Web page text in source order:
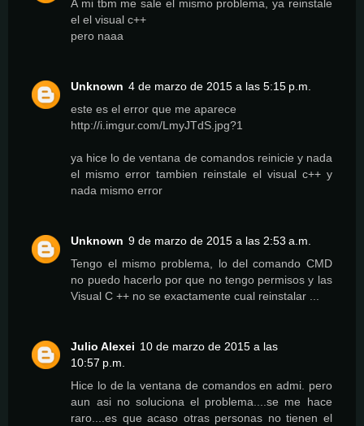
A mi tbm me sale el mismo problema, ya reinstale
el el visual c++
pero naaa
Unknown 4 de marzo de 2015 a las 5:15 p.m.
este es el error que me aparece
http://i.imgur.com/LmyJTdS.jpg?1
ya hice lo de ventana de comandos reinicie y nada
el mismo error tambien reinstale el visual c++ y
nada mismo error
Unknown 9 de marzo de 2015 a las 2:53 a.m.
Tengo el mismo problema, lo del comando CMD
no puedo hacerlo por que no tengo permisos y las
Visual C ++ no se exactamente cual reinstalar ...
Julio Alexei 10 de marzo de 2015 a las
10:57 p.m.
Hice lo de la ventana de comandos en admi. pero
aun asi no soluciona el problema....se me hace
raro....es que acaso otras personas no tienen el